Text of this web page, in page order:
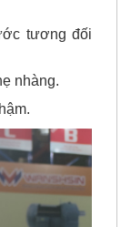
tương đối
nhàng.